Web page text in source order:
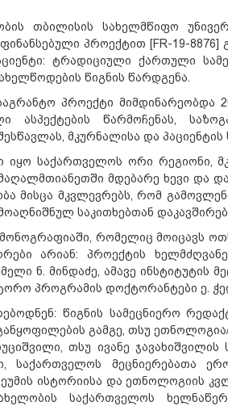
თბილისის სახელმწიფო
პროექტით [FR-19-8876]
ტრადიციული ქართული
წიგნის წარდგენა.
პროექტი მიმდინარეობდა
ასპექტების წარმოჩენას,
მკურნალისა და
იყო საქართველოს ორი რეგიონი,
მდებარე ხევი და
მისცა მკვლევრებს, რომ
საკითხებთან
რომელიც მოიცავს
არიან: პროექტის
ნ. მინდაძე, ამავე ინსტიტუტის
პროგრამის დოქტორანტები ე.
წიგნის სამეცნიერო
გამგე, თსუ
თსუ ივანე
საქართველოს მეცნიერებათა
ისტორიისა და ეთნოლოგიის
საქართველოს